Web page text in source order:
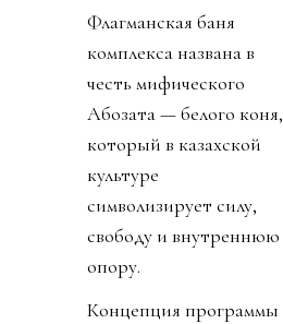
Флагманская баня
комплекса названа в
честь мифического
Ақбозата — белого коня,
который в казахской
культуре
символизирует силу,
свободу и внутреннюю
опору.
Концепция программы